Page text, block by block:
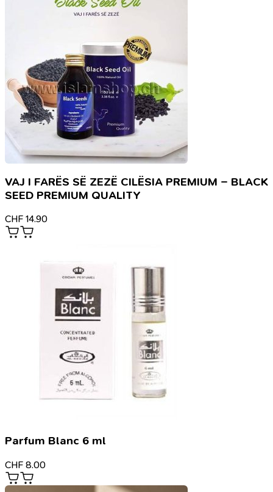
VAJ I FARËS SË ZEZË CILËSIA PREMIUM – BLACK
SEED PREMIUM QUALITY
CHF 14.90
Parfum Blanc 6 ml
CHF 8.00